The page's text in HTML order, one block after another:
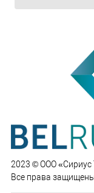
2023 © ООО «Сириус
Все права